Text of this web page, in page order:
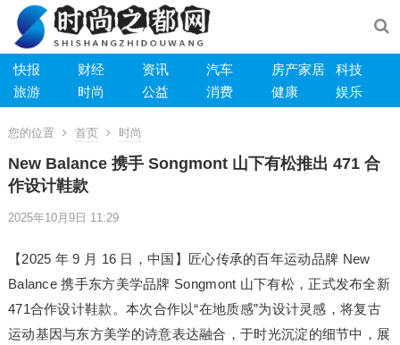
快报 财经 资讯 汽车 房产家居
科技
旅游
时尚 公益 消费 健康 娱乐
您的位置 首页 时尚
New Balance 携手 Songmont 山下有松推出 471 合
作设计鞋款
2025年10月9日 11:29
【2025 年 9 月 16 日，中国】匠心传承的百年运动品牌 New
Balance 携手东方美学品牌 Songmont 山下有松，正式发布全新
471合作设计鞋款。本次合作以“在地质感”为设计灵感，将复古
运动基因与东方美学的诗意表达融合，于时光沉淀的细节中，展